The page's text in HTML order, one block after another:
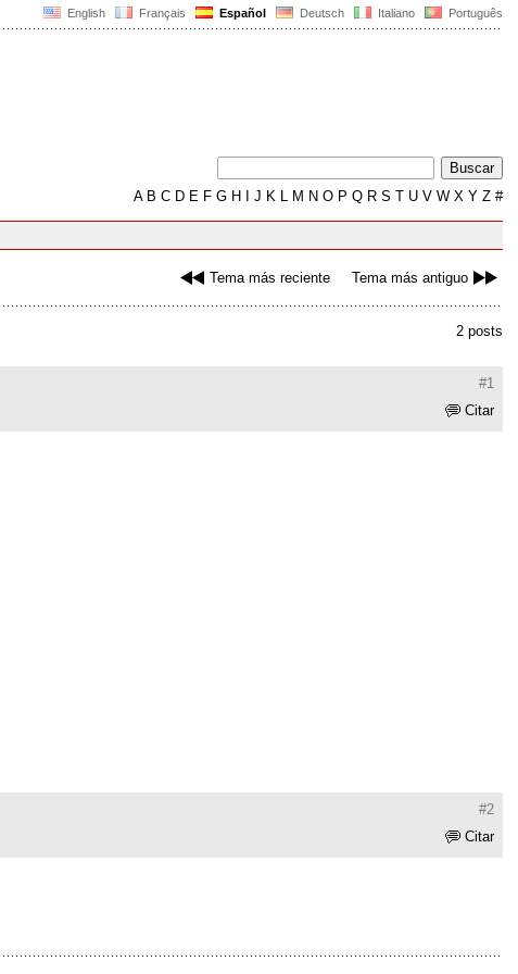
English Français Español Deutsch Italiano Português
AB C D E F G H J K L M N O P Q R S T U V W X Y Z #
Tema más reciente Tema más antiguo
2 posts
#1
Citar
#2
Citar